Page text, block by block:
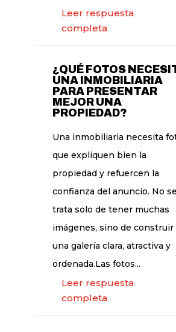
Leer respuesta
completa
¿QUÉ FOTOS
UNA INMOBILIARIA
PARA PRESENTAR
MEJOR UNA
PROPIEDAD?
Una inmobiliaria necesita
que expliquen bien la
propiedad y refuercen la
confianza del anuncio. No se
trata solo de tener muchas
imágenes, sino de construir
una galería clara, atractiva y
ordenada.Las fotos...
Leer respuesta
completa